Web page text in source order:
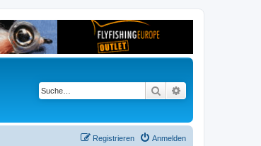
Suche
Anmelden
Registrieren